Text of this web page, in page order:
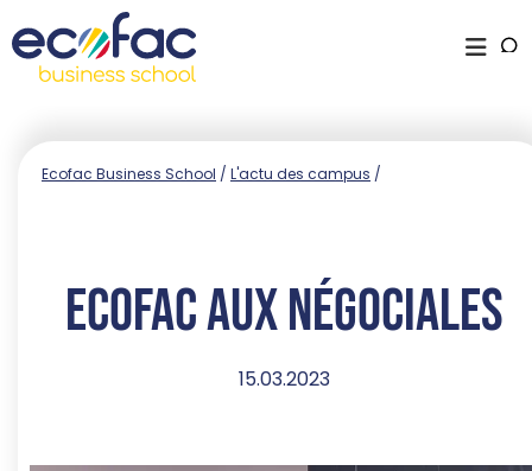
Ecofac Business School / L'actu des campus /
Ecofac aux Négociales
15.03.2023